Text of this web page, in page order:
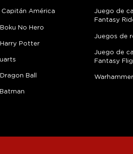
Capitán América
No Hero
Potter
Ball
Juego de
Fantasy
Juegos de
Juego de
Fantasy
Warhammer